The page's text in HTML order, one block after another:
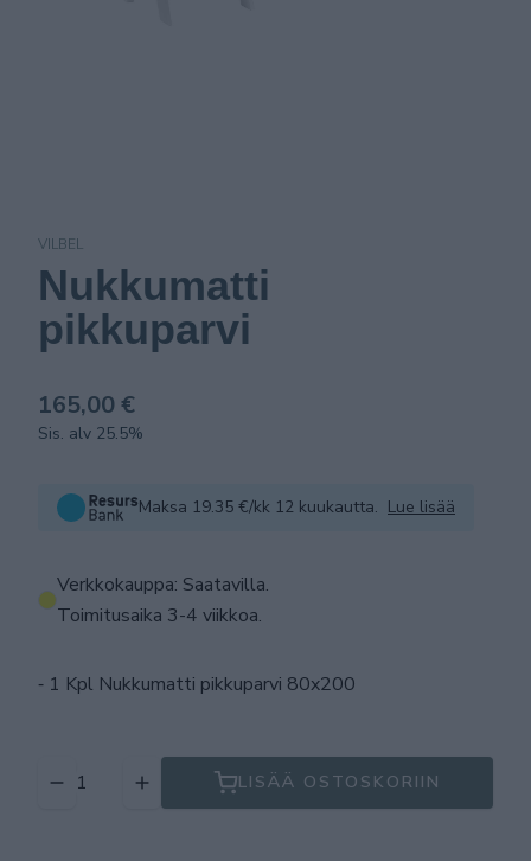
VILBEL
Nukkumatti
pikkuparvi
165,00 €
Sis. alv 25.5%
Maksa 19.35 €/kk 12 kuukautta. Lue lisää
Verkkokauppa: Saatavilla.
Toimitusaika 3-4 viikkoa.
⁃ 1 Kpl Nukkumatti pikkuparvi 80x200
LISÄÄ OSTOSKORIIN